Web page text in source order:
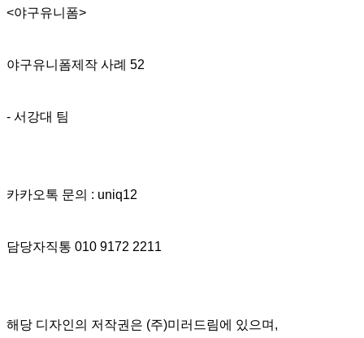
<야구유니폼>
야구유니폼제작 사례 52
- 서강대 팀
카카오톡 문의 : uniq12
담당자직통 010 9172 2211
해당 디자인의 저작권은 (주)미러드림에 있으며,